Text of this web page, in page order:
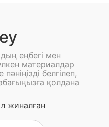
еңбегі мен
материалдар
белгілеп,
қолдана
жиналған